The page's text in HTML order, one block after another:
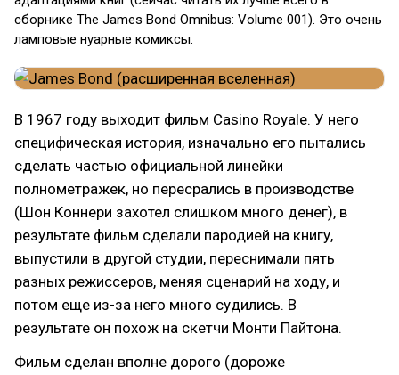
сборнике The James Bond Omnibus: Volume 001). Это очень
ламповые нуарные комиксы.
В 1967 году выходит фильм Casino Royale. У него
специфическая история, изначально его пытались
сделать частью официальной линейки
полнометражек, но пересрались в производстве
(Шон Коннери захотел слишком много денег), в
результате фильм сделали пародией на книгу,
выпустили в другой студии, переснимали пять
разных режиссеров, меняя сценарий на ходу, и
потом еще из-за него много судились. В
результате он похож на скетчи Монти Пайтона.
Фильм сделан вполне дорого (дороже